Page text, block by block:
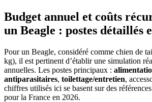
Budget annuel et coûts
un Beagle : postes détaillés
Pour un Beagle, considéré comme chien de
kg), il est pertinent d’établir une simulation
annuelles. Les postes principaux :
antiparasitaires, toilettage/entretien,
chiffres utilisés ici se basent sur des
pour la France en 2026.